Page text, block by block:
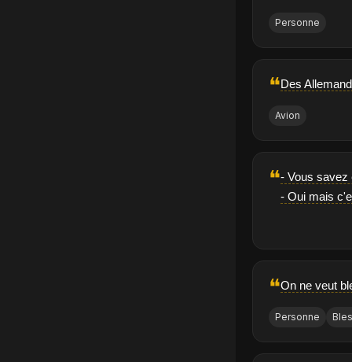
Personne
❝Des
Avion
❝- Vous
- Oui mais
❝On ne veut
Personne